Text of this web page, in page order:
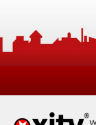
springen